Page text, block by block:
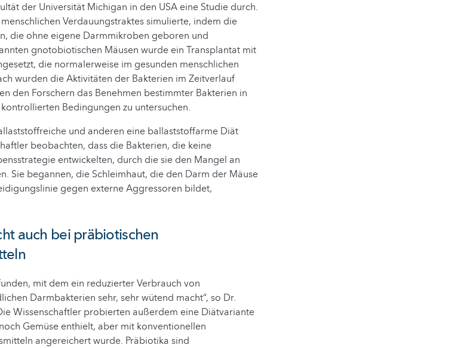
der Universität Michigan in den USA eine Studie durch.
Verdauungstraktes simulierte, indem die
die ohne eigene Darmmikroben geboren und
gnotobiotischen Mäusen wurde ein Transplantat mit
die normalerweise im gesunden menschlichen
wurden die Aktivitäten der Bakterien im Zeitverlauf
den Forschern das Benehmen bestimmter Bakterien in
Bedingungen zu untersuchen.
und anderen eine ballaststoffarme Diät
beobachten, dass die Bakterien, die keine
entwickelten, durch die sie den Mangel an
Sie begannen, die Schleimhaut, die den Darm der Mäuse
gegen externe Aggressoren bildet,
auch bei präbiotischen
mit dem ein reduzierter Verbrauch von
Darmbakterien sehr, sehr wütend macht“, so Dr.
Wissenschaftler probierten außerdem eine Diätvariante
Gemüse enthielt, aber mit konventionellen
angereichert wurde. Präbiotika sind